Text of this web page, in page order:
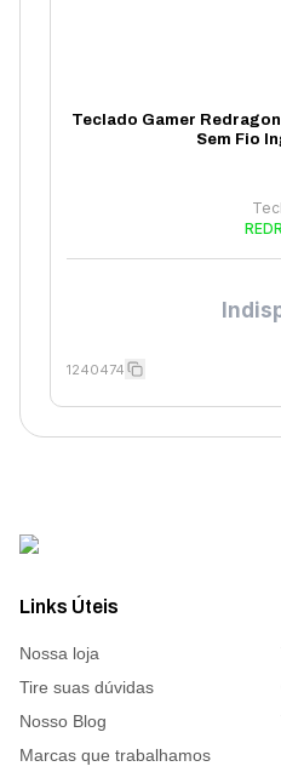
Teclado Gamer
Sem Fio
1240474
Links Úteis
Nossa loja
Tire suas dúvidas
Nosso Blog
Marcas que trabalhamos